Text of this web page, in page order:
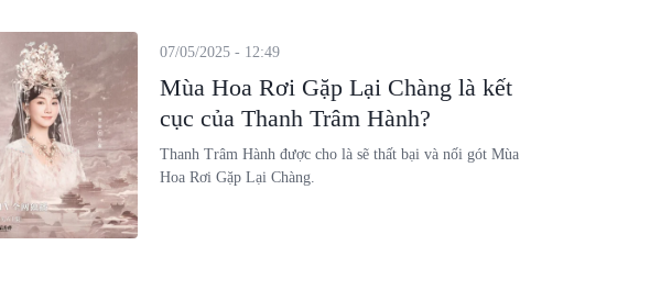
Mùa Hoa Rơi Gặp Lại Chàng là kết
cục của Thanh Trâm Hành?
07/05/2025 - 12:49
Thanh Trâm Hành được cho là sẽ thất bại và nối gót Mùa
Hoa Rơi Gặp Lại Chàng.